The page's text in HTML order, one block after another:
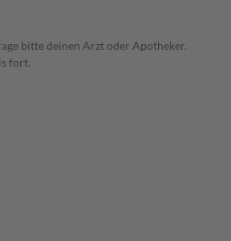
bitte deinen Arzt oder Apotheker.
fort.